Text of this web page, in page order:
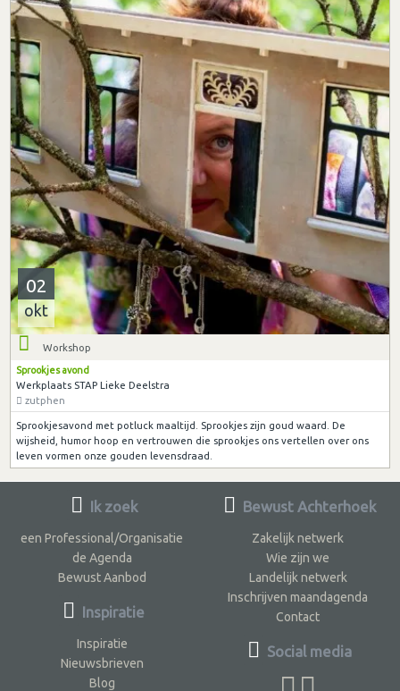
02
okt
Workshop
Sprookjes avond
Werkplaats STAP Lieke Deelstra
zutphen
Sprookjesavond met potluck maaltijd. Sprookjes zijn goud waard. De
wijsheid, humor hoop en vertrouwen die sprookjes ons vertellen over ons
leven vormen onze gouden levensdraad.
Ik zoek
een Professional/Organisatie
de Agenda
Bewust Aanbod
Inspiratie
Inspiratie
Nieuwsbrieven
Blog
Bewust Achterhoek
Zakelijk netwerk
Wie zijn we
Landelijk netwerk
Inschrijven maandagenda
Contact
Social media